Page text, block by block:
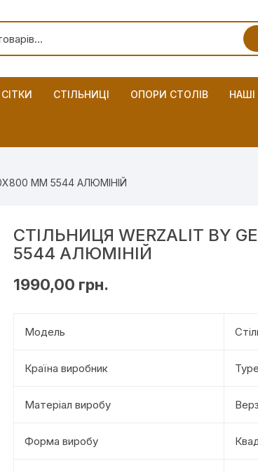
СТІЛЬНИЦІ ОПОРИ СТОЛІВ
ММ 5544 АЛЮМІНІЙ
СТІЛЬНИЦЯ WERZALIT BY
5544 АЛЮМІНІЙ
1990,00 грн.
Модель
Країна виробник
Матеріал виробу
Форма виробу